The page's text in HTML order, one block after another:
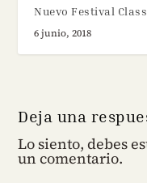
Nuevo Festival
6 junio, 2018
Deja una
Lo siento, debes
un comentario.